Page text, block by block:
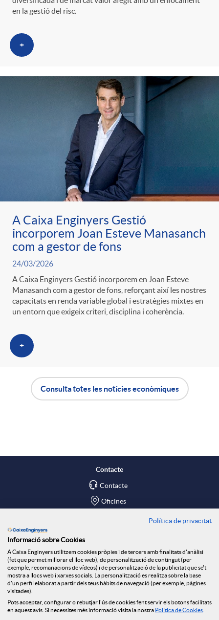
en la gestió del risc.
+
A Caixa Enginyers Gestió
incorporem Joan Esteve Manasanch
com a gestor de fons
24/03/2026
A Caixa Enginyers Gestió incorporem en Joan Esteve
Manasanch com a gestor de fons, reforçant així les nostres
capacitats en renda variable global i estratègies mixtes en
un entorn que exigeix criteri, disciplina i coherència.
+
c
a
c
n
n
o
Consulta totes les notícies econòmiques
Contacte
Contacte
Oficines
Social Room
Seguretat Online
Política de privacitat
Informació sobre Cookies
A Caixa Enginyers utilitzem cookies pròpies i de tercers amb finalitats d'anàlisi
(fet que permet millorar el lloc web), de personalització de contingut (per
exemple, recomanacions de vídeos) i de personalització de la publicitat que se't
mostra a llocs web i xarxes socials. La personalització es realitza sobre la base
d'un perfil elaborat a partir dels teus hàbits de navegació (per exemple, pàgines
visitades).
Pots acceptar, configurar o rebutjar l'ús de cookies fent servir els botons facilitats
en aquest avís. Si necessites més informació visita la nostra Política de Cookies